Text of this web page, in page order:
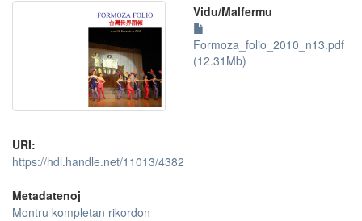
Vidu/Malfermu
Formoza_folio_2010_n13.pdf
(12.31Mb)
URI:
https://hdl.handle.net/11013/4382
Metadatenoj
Montru kompletan rikordon